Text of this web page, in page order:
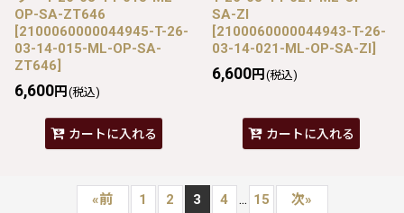
OP-SA-ZT646
[2100060000044945-T-26-
03-14-015-ML-OP-SA-
ZT646]
6,600円 (税込)
カートに入れる
SA-ZI
[2100060000044943-T-26-
03-14-021-ML-OP-SA-ZI]
6,600円 (税込)
カートに入れる
«前 1 2 3 4 ... 15 次»